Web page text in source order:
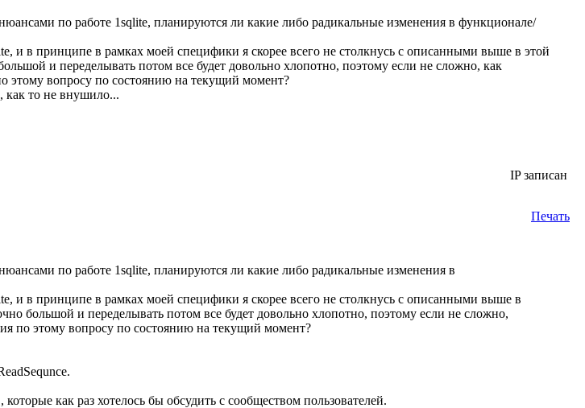
по работе 1sqlite, планируются ли какие либо радикальные изменения в функционале/
и в принципе в рамках моей специфики я скорее всего не столкнусь с описанными выше в этой
и переделывать потом все будет довольно хлопотно, поэтому если не сложно, как
этому вопросу по состоянию на текущий момент?
как то не внушило...
IP записан
Печать
по работе 1sqlite, планируются ли какие либо радикальные изменения в
и в принципе в рамках моей специфики я скорее всего не столкнусь с описанными выше в
большой и переделывать потом все будет довольно хлопотно, поэтому если не сложно,
по этому вопросу по состоянию на текущий момент?
как раз хотелось бы обсудить с сообществом пользователей.